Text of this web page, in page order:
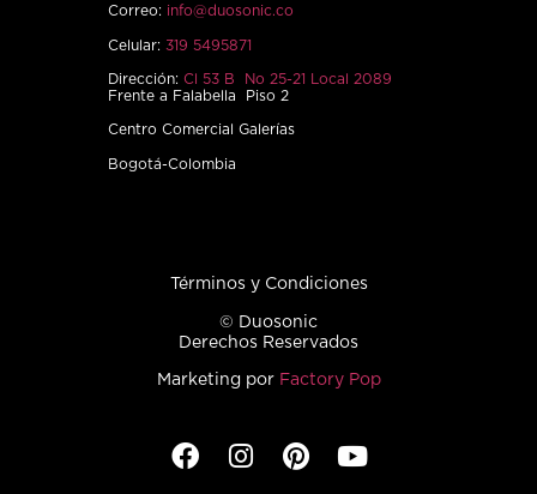
Correo: info@duosonic.co
Celular: 319 5495871
Dirección: Cl 53 B No 25-21 Local 2089
Frente a Falabella Piso 2
Centro Comercial Galerías
Bogotá-Colombia
Términos y Condiciones
© Duosonic
Derechos Reservados
Marketing por Factory Pop